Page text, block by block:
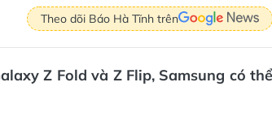
Theo dõi Báo Hà Tĩnh trên
Z Fold và Z Flip, Samsung có thể